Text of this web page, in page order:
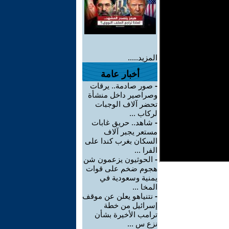
المزيد.....
أخبار عامة
- صور صادمة.. يرقات
وصراصير داخل منشأة
تحضر آلاف الوجبات
لركاب ...
- شاهد.. حريق غابات
مستعر يجبر آلاف
السكان بغرب كندا على
الفرا ...
- الحوثيون يزعمون شن
هجوم ضخم على قوات
يمنية وسعودية في
المخا ...
- نتنياهو يعلن عن موقف
إسرائيل من خطة
ترامب الأخيرة بشأن
نزع س ...